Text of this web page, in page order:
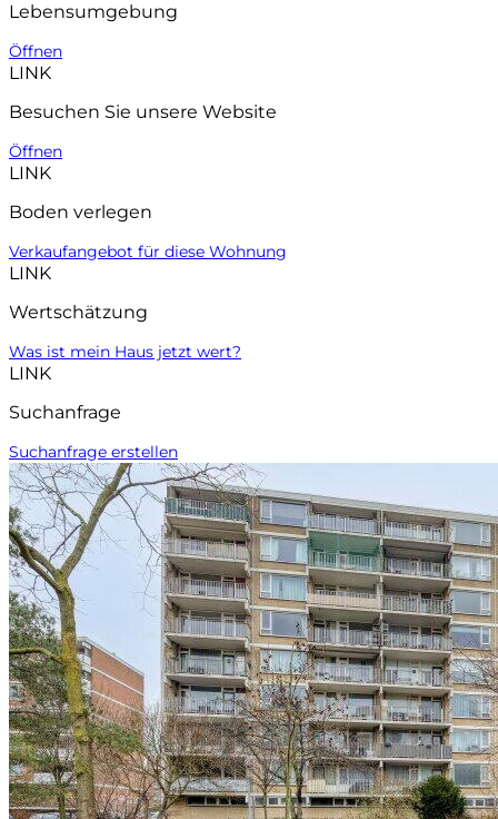
Lebensumgebung
Öffnen
LINK
Besuchen Sie unsere Website
Öffnen
LINK
Boden verlegen
Verkaufangebot für diese Wohnung
LINK
Wertschätzung
Was ist mein Haus jetzt wert?
LINK
Suchanfrage
Suchanfrage erstellen